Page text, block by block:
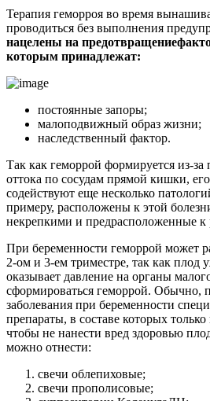
Терапия геморроя во время
проводиться без выполнения
нацелены на предотвращение
которым принадлежат:
постоянные запоры;
малоподвижный образ жизни;
наследственный фактор.
Так как геморрой формируется из-за
оттока по сосудам прямой кишки,
содействуют еще несколько
примеру, расположены к этой
некрепкими и предрасположенные к
При беременности геморрой может
2-ом и 3-ем триместре, так как плод
оказывает давление на органы
сформироваться геморрой. Обычно,
заболевания при беременности
препараты, в составе которых
чтобы не нанести вред здоровью
можно отнести:
свечи облепиховые;
свечи прополисовые;